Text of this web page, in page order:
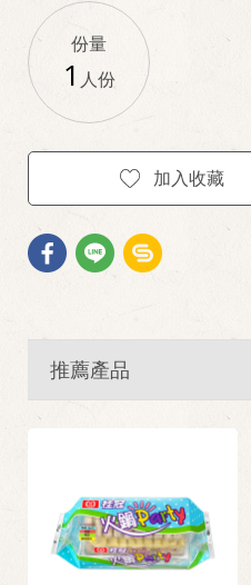
份量
1 人份
加入收藏
推薦產品